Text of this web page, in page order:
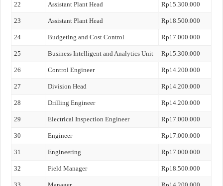
22 Assistant Plant Head Rp15.300.000
23 Assistant Plant Head Rp18.500.000
24 Budgeting and Cost Control Rp17.000.000
25 Business Intelligent and Analytics Unit Rp15.300.000
26 Control Engineer Rp14.200.000
27 Division Head Rp14.200.000
28 Drilling Engineer Rp14.200.000
29 Electrical Inspection Engineer Rp17.000.000
30 Engineer Rp17.000.000
31 Engineering Rp17.000.000
32 Field Manager Rp18.500.000